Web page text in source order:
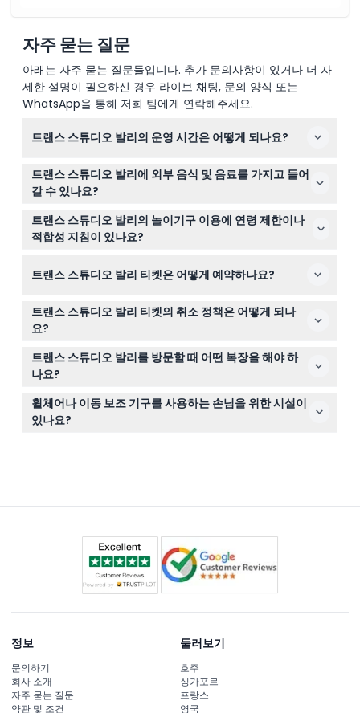
자주 묻는 질문
아래는 자주 묻는 질문들입니다. 추가 문의사항이 있거나 더 자
세한 설명이 필요하신 경우 라이브 채팅, 문의 양식 또는
WhatsApp을 통해 저희 팀에게 연락해주세요.
트랜스 스튜디오 발리의 운영 시간은 어떻게 되나요?
트랜스 스튜디오 발리는 월요일부터 금요일까지 오전 11시
부터 오후 6시까지, 주말에는 오전 11시부터 오후 7시까지
WITA 시간대에 운영되며, 마지막 입장은 마감 2시간 전입
니다 (변경될 수 있으니 예약 시 확인해 주세요).
트랜스 스튜디오 발리에 외부 음식 및 음료를 가지고 들어
갈 수 있나요?
아니요, 트랜스 스튜디오 발리 내에서는 외부 음식 및 음료
반입이 금지되어 있으므로, 몰이나 공원 내에서 식사와 간
식을 구입하시기 바랍니다.
트랜스 스튜디오 발리의 놀이기구 이용에 연령 제한이나
적합성 지침이 있나요?
린이는 무료 입장이지만, 일부 놀이기구는 안전상의 이유로
트랜스 스튜디오 발리 티켓은 어떻게 예약하나요?
이 웹사이트에서 트랜스 스튜디오 발리 티켓을 온라인으로
간편하게 예약하시면 줄을 서지 않고 원하는 날짜에 확정된
입장이 가능합니다.
트랜스 스튜디오 발리 티켓의 취소 정책은 어떻게 되나
요?
모든 트랜스 스튜디오 발리 티켓은 환불 불가 및 취소 불가
능하므로 예약 전 계획을 확정하시기 바랍니다.
트랜스 스튜디오 발리를 방문할 때 어떤 복장을 해야 하
나요?
실내 테마파크 내에서 걷고 놀이기구를 즐기기에 적합한 캐
주얼하고 편안한 복장을 착용하세요.
휠체어나 이동 보조 기구를 사용하는 손님을 위한 시설이
있나요?
정보
문의하기
회사 소개
자주 묻는 질문
약관 및 조건
둘러보기
호주
싱가포르
프랑스
영국